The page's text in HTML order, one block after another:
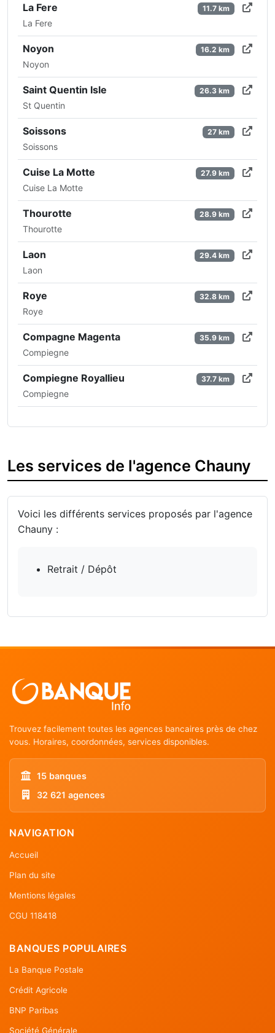
La Fere
La Fere
11.7 km
Noyon
Noyon
16.2 km
Saint Quentin Isle
St Quentin
26.3 km
Soissons
Soissons
27 km
Cuise La Motte
Cuise La Motte
27.9 km
Thourotte
Thourotte
28.9 km
Laon
Laon
29.4 km
Roye
Roye
32.8 km
Compagne Magenta
Compiegne
35.9 km
Compiegne Royallieu
Compiegne
37.7 km
Les services de l'agence Chauny
Voici les différents services proposés par l'agence
Chauny :
Retrait / Dépôt
Trouvez facilement toutes les agences bancaires près de chez
vous. Horaires, coordonnées, services disponibles.
15 banques
32 621 agences
NAVIGATION
Accueil
Plan du site
Mentions légales
CGU 118418
BANQUES POPULAIRES
La Banque Postale
Crédit Agricole
BNP Paribas
Société Générale